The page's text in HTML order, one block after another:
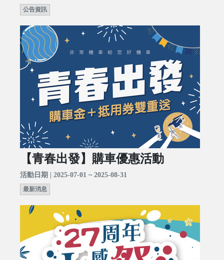
公告資訊
【青春出發】購車優惠活動
活動日期 | 2025-07-01 ~ 2025-08-31
最新消息